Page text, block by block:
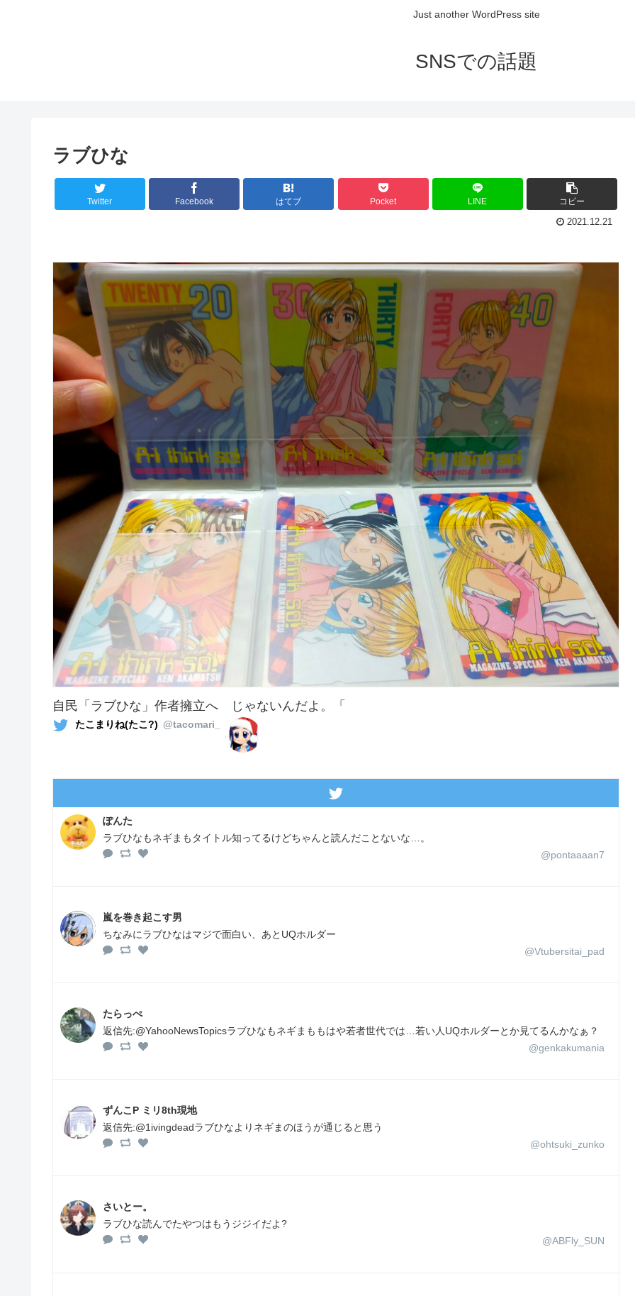
Just another WordPress site
SNSでの話題
ラブひな
Twitter Facebook はてブ Pocket LINE コピー
2021.12.21
自民「ラブひな」作者擁立へ じゃないんだよ。「
たこまりね(たこ?) @tacomari_
ぽんた
ラブひなもネギまもタイトル知ってるけどちゃんと読んだことないな…。
@pontaaaan7
嵐を巻き起こす男
ちなみにラブひなはマジで面白い、あとUQホルダー
@Vtubersitai_pad
たらっぺ
返信先:@YahooNewsTopicsラブひなもネギまももはや若者世代では…若い人UQホルダーとか見てるんかなぁ？
@genkakumania
ずんこP ミリ8th現地
返信先:@1ivingdeadラブひなよりネギまのほうが通じると思う
@ohtsuki_zunko
さいとー。
ラブひな読んでたやつはもうジジイだよ?
@ABFly_SUN